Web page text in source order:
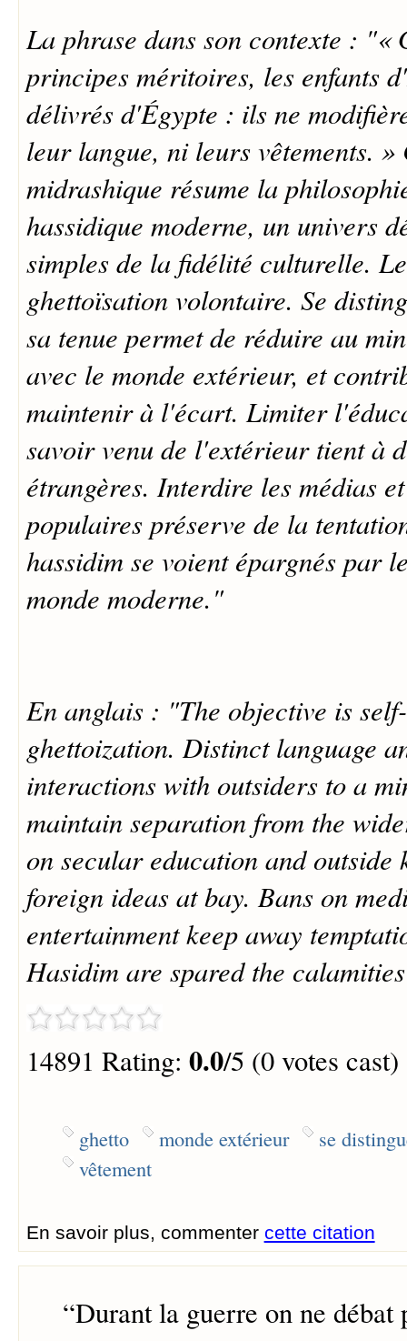
La phrase dans son contexte : "«
principes méritoires, les enfants
délivrés d'Égypte : ils ne
leur langue, ni leurs vêtements. »
midrashique résume la
hassidique moderne, un univers
simples de la fidélité culturelle.
ghettoïsation volontaire. Se
sa tenue permet de réduire au
avec le monde extérieur, et
maintenir à l'écart. Limiter
savoir venu de l'extérieur tient à
étrangères. Interdire les médias
populaires préserve de la
hassidim se voient épargnés par
monde moderne."
En anglais : "The objective is
ghettoization. Distinct language
interactions with outsiders to a
maintain separation from the
on secular education and outside
foreign ideas at bay. Bans on
entertainment keep away
Hasidim are spared the
14891 Rating: 0.0/5 (0 votes cast)
ghetto monde extérieur
se
vêtement
En savoir plus, commenter cette citation
“Durant la guerre on ne débat